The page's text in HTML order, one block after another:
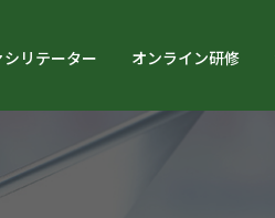
シリテーター オンライン研修